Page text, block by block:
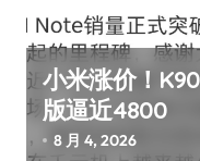
小米涨价！
版逼近4800
8 月 4, 2026